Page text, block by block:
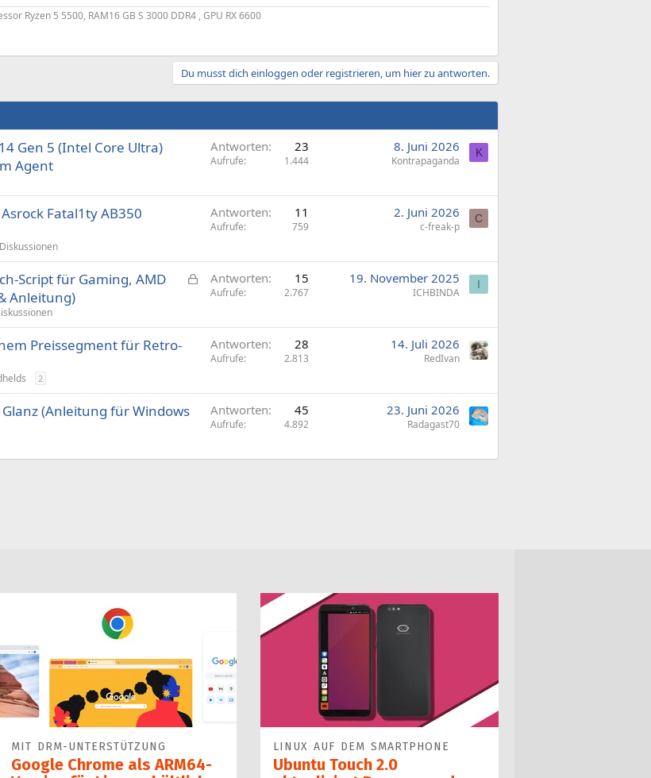
Ryzen 5 5500, RAM16 GB S 3000 DDR4 , GPU RX 6600
Du musst dich einloggen oder registrieren, um hier zu antworten.
Gen 5 (Intel Core Ultra)
Agent
Antworten 23
Aufrufe 1.444
8. Juni 2026
Kontrapaganda
K
Fatal1ty AB350
Antworten 11
Aufrufe 759
2. Juni 2026
c-freak-p
C
G
p
t
Script für Gaming, AMD
Anleitung)
Antworten 15
Aufrufe 2.767
19. November 2025
ICHBINDA
I
Preissegment für Retro-
2
Antworten 28
Aufrufe 2.813
14. Juli 2026
RedIvan
(Anleitung für Windows
Antworten 45
Aufrufe 4.892
23. Juni 2026
Radagast70
MIT DRM-UNTERSTÜTZUNG
Google Chrome als ARM64-
LINUX AUF DEM SMARTPHONE
Ubuntu Touch 2.0